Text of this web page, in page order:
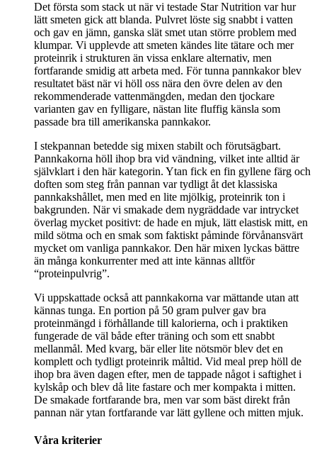
Det första som stack ut när vi testade Star Nutrition var hur
lätt smeten gick att blanda. Pulvret löste sig snabbt i vatten
och gav en jämn, ganska slät smet utan större problem med
klumpar. Vi upplevde att smeten kändes lite tätare och mer
proteinrik i strukturen än vissa enklare alternativ, men
fortfarande smidig att arbeta med. För tunna pannkakor blev
resultatet bäst när vi höll oss nära den övre delen av den
rekommenderade vattenmängden, medan den tjockare
varianten gav en fylligare, nästan lite fluffig känsla som
passade bra till amerikanska pannkakor.
I stekpannan betedde sig mixen stabilt och förutsägbart.
Pannkakorna höll ihop bra vid vändning, vilket inte alltid är
självklart i den här kategorin. Ytan fick en fin gyllene färg och
doften som steg från pannan var tydligt åt det klassiska
pannkakshållet, men med en lite mjölkig, proteinrik ton i
bakgrunden. När vi smakade dem nygräddade var intrycket
överlag mycket positivt: de hade en mjuk, lätt elastisk mitt, en
mild sötma och en smak som faktiskt påminde förvånansvärt
mycket om vanliga pannkakor. Den här mixen lyckas bättre
än många konkurrenter med att inte kännas alltför
“proteinpulvrig”.
Vi uppskattade också att pannkakorna var mättande utan att
kännas tunga. En portion på 50 gram pulver gav bra
proteinmängd i förhållande till kalorierna, och i praktiken
fungerade de väl både efter träning och som ett snabbt
mellanmål. Med kvarg, bär eller lite nötsmör blev det en
komplett och tydligt proteinrik måltid. Vid meal prep höll de
ihop bra även dagen efter, men de tappade något i saftighet i
kylskåp och blev då lite fastare och mer kompakta i mitten.
De smakade fortfarande bra, men var som bäst direkt från
pannan när ytan fortfarande var lätt gyllene och mitten mjuk.
Våra kriterier